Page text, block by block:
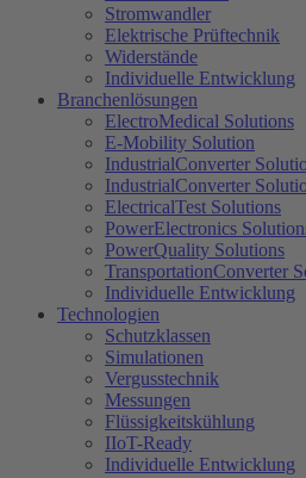
Stromwandler
Elektrische Prüftechnik
Widerstände
Individuelle Entwicklung
Branchenlösungen
ElectroMedical Solutions
E-Mobility Solution
IndustrialConverter
IndustrialConverter
ElectricalTest Solutions
PowerElectronics
PowerQuality Solutions
TransportationConverter
Individuelle Entwicklung
Technologien
Schutzklassen
Simulationen
Vergusstechnik
Messungen
Flüssigkeitskühlung
IIoT-Ready
Individuelle Entwicklung